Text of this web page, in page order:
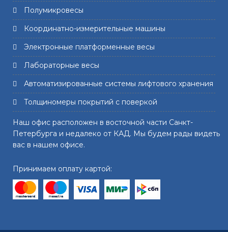
Полумикровесы
Координатно-измерительные машины
Электронные платформенные весы
Лабораторные весы
Автоматизированные системы лифтового хранения
Толщиномеры покрытий с поверкой
Наш офис расположен в восточной части Санкт-
Петербурга и недалеко от КАД. Мы будем рады видеть
вас в нашем офисе.
Принимаем оплату картой: